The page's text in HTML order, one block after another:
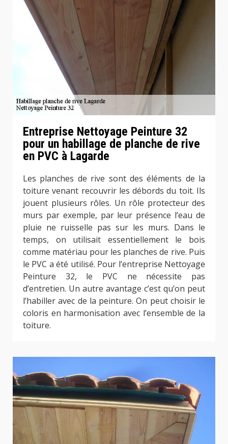
Entreprise Nettoyage Peinture 32
pour un habillage de planche de rive
en PVC à Lagarde
Les planches de rive sont des éléments de la
toiture venant recouvrir les débords du toit. Ils
jouent plusieurs rôles. Un rôle protecteur des
murs par exemple, par leur présence l’eau de
pluie ne ruisselle pas sur les murs. Dans le
temps, on utilisait essentiellement le bois
comme matériau pour les planches de rive. Puis
le PVC a été utilisé. Pour l’entreprise Nettoyage
Peinture 32, le PVC ne nécessite pas
d’entretien. Un autre avantage c’est qu’on peut
l’habiller avec de la peinture. On peut choisir le
coloris en harmonisation avec l’ensemble de la
toiture.